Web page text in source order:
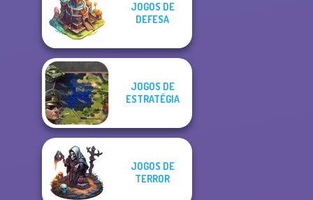
JOGOS DE
DEFESA
JOGOS DE
ESTRATÉGIA
JOGOS DE
TERROR